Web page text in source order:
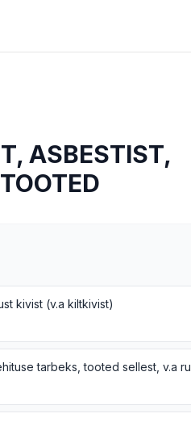
ASBESTIST,
kivist (v.a kiltkivist)